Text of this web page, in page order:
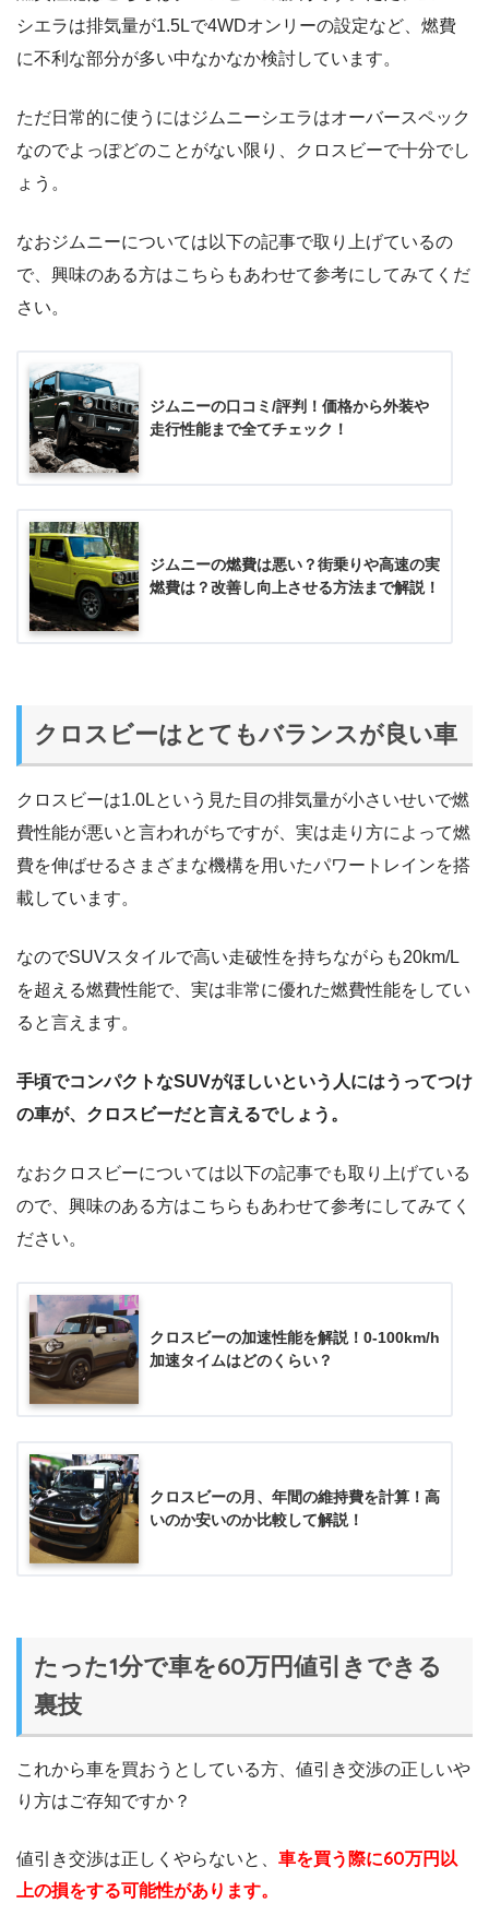
シエラは排気量が1.5Lで4WDオンリーの設定など、燃費
に不利な部分が多い中なかなか検討しています。
ただ日常的に使うにはジムニーシエラはオーバースペック
なのでよっぽどのことがない限り、クロスビーで十分でし
ょう。
なおジムニーについては以下の記事で取り上げているの
で、興味のある方はこちらもあわせて参考にしてみてくだ
さい。
ジムニーの口コミ/評判！価格から外装や
走行性能まで全てチェック！
ジムニーの燃費は悪い？街乗りや高速の実
燃費は？改善し向上させる方法まで解説！
クロスビーはとてもバランスが良い車
クロスビーは1.0Lという見た目の排気量が小さいせいで燃
費性能が悪いと言われがちですが、実は走り方によって燃
費を伸ばせるさまざまな機構を用いたパワートレインを搭
載しています。
なのでSUVスタイルで高い走破性を持ちながらも20km/L
を超える燃費性能で、実は非常に優れた燃費性能をしてい
ると言えます。
手頃でコンパクトなSUVがほしいという人にはうってつけ
の車が、クロスビーだと言えるでしょう。
なおクロスビーについては以下の記事でも取り上げている
ので、興味のある方はこちらもあわせて参考にしてみてく
ださい。
クロスビーの加速性能を解説！0-100km/h
加速タイムはどのくらい？
クロスビーの月、年間の維持費を計算！高
いのか安いのか比較して解説！
たった1分で車を60万円値引きできる
裏技
これから車を買おうとしている方、値引き交渉の正しいや
り方はご存知ですか？
値引き交渉は正しくやらないと、 車を買う際に60万円以
上の損をする可能性があります。